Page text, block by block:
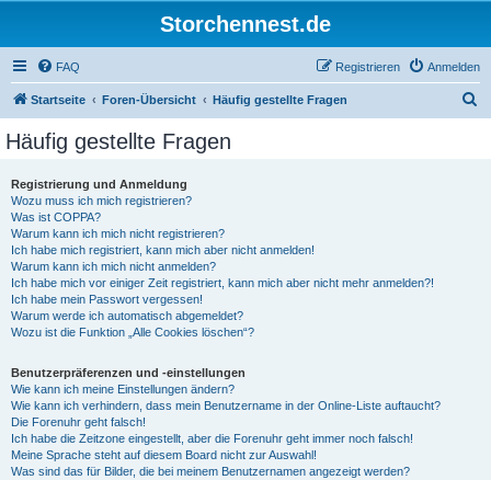
Storchennest.de
FAQ Anmelden
Registrieren
Startseite Foren-Übersicht Häufig gestellte Fragen
Häufig gestellte Fragen
Registrierung und Anmeldung
Wozu muss ich mich registrieren?
Was ist COPPA?
Warum kann ich mich nicht registrieren?
Ich habe mich registriert, kann mich aber nicht anmelden!
Warum kann ich mich nicht anmelden?
Ich habe mich vor einiger Zeit registriert, kann mich aber nicht mehr anmelden?!
Ich habe mein Passwort vergessen!
Warum werde ich automatisch abgemeldet?
Wozu ist die Funktion „Alle Cookies löschen“?
Benutzerpräferenzen und -einstellungen
Wie kann ich meine Einstellungen ändern?
Wie kann ich verhindern, dass mein Benutzername in der Online-Liste auftaucht?
Die Forenuhr geht falsch!
Ich habe die Zeitzone eingestellt, aber die Forenuhr geht immer noch falsch!
Meine Sprache steht auf diesem Board nicht zur Auswahl!
Was sind das für Bilder, die bei meinem Benutzernamen angezeigt werden?